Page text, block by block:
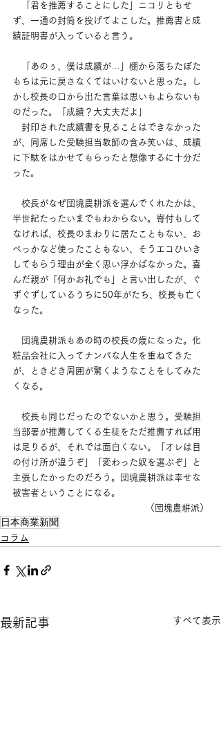
「君を推薦することにした」ニコリともせ
ず、一通の封筒を投げてよこした。推薦書と成
績証明書が入っていると言う。
「あのぅ、僕は成績が…」棚から落ちたぼた
もちは元に戻さなくてはいけないと思った。し
かし校長の口から出た言葉は思いもよらないも
のだった。「成績？大丈夫だよ」
封印された成績書を見ることはできなかった
が、同席した受験担当教師の含み笑いは、成績
に下駄をはかせてもらったと想像するに十分だ
った。
校長がなぜ団塊農耕派を選んでくれたかは、
半世紀たったいまでもわからない。寄付もして
なければ、校長のまわりに居たこともない、お
べっかなど使ったこともない、そうエコひいき
してもらう理由が全く思い浮かばなかった。喜
んだ親が「何かお礼でも」と言い出したが、ぐ
ずぐずしているうちに50年がたち、校長も亡く
なった。
団塊農耕派もあの時の校長の歳になった。化
粧品会社に入ってナンパな人生を重ねてきた
が、ときどき周囲が驚くようなことをしてみた
くなる。
校長も同じだったのでないかと思う。受験担
当部署が推薦してくる生徒をただ推薦すれば用
は足りるが、それでは面白くない。「オレは目
の付け所が違うぞ」「変わった奴を選ぶぞ」と
主張したかったのだろう。団塊農耕派は幸せな
被害者ということになる。
（団塊農耕派）
日本商業新聞
コラム
最新記事 すべて表示